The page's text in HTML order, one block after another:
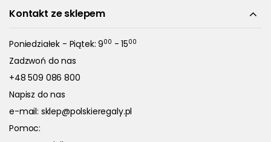
Kontakt ze sklepem
Poniedziałek - Piątek: 900 - 1500
Zadzwoń do nas
+48 509 086 800
Napisz do nas
e-mail: sklep@polskieregaly.pl
Pomoc: